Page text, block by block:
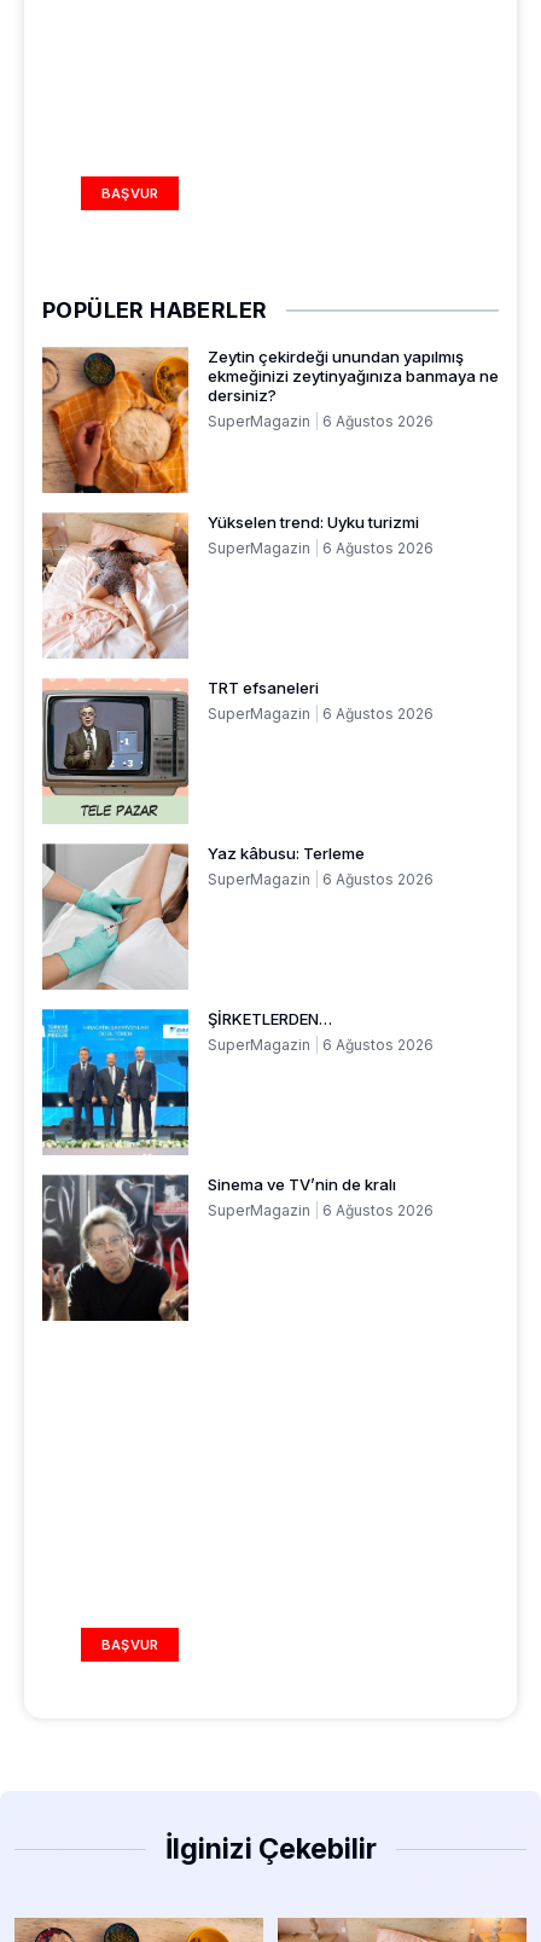
BAŞVUR
POPÜLER HABERLER
Zeytin çekirdeği unundan yapılmış
ekmeğinizi zeytinyağınıza banmaya ne
dersiniz?
SuperMagazin 6 Ağustos 2026
Yükselen trend: Uyku turizmi
SuperMagazin 6 Ağustos 2026
TRT efsaneleri
SuperMagazin 6 Ağustos 2026
Yaz kâbusu: Terleme
SuperMagazin 6 Ağustos 2026
ŞİRKETLERDEN…
SuperMagazin 6 Ağustos 2026
Sinema ve TV’nin de kralı
SuperMagazin 6 Ağustos 2026
BAŞVUR
İlginizi Çekebilir